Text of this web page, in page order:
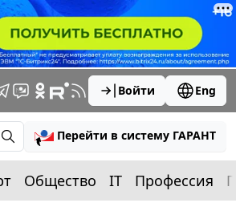
Войти Eng
Перейти в систему ГАРАНТ
Общество IT Профессия